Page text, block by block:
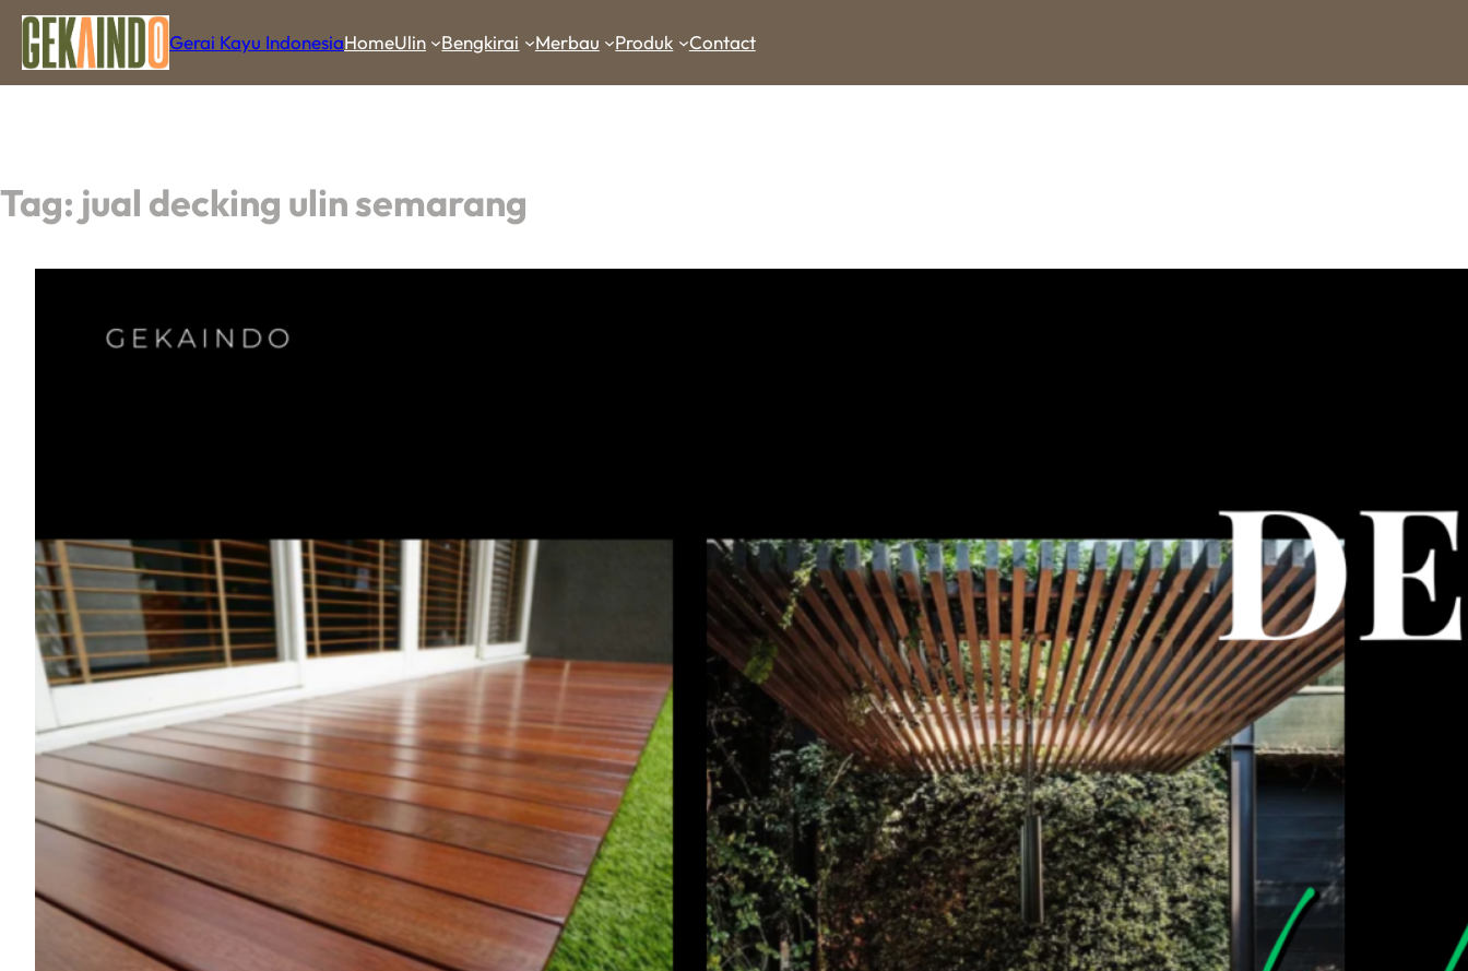
Gerai Kayu IndonesiaHomeUlin Bengkirai Merbau Produk Contact
Tag: jual decking ulin semarang